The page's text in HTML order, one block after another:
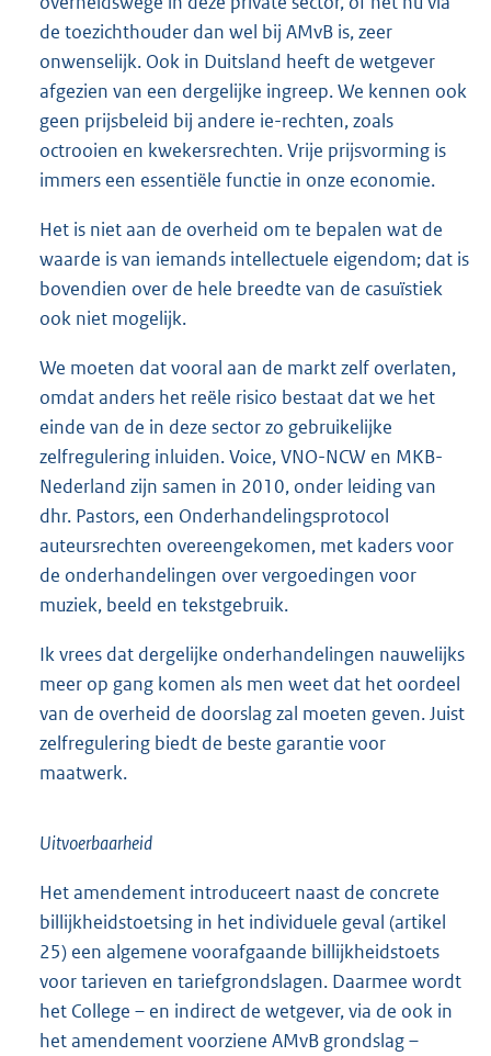
de toezichthouder dan wel bij AMvB is, zeer
onwenselijk. Ook in Duitsland heeft de wetgever
afgezien van een dergelijke ingreep. We kennen ook
geen prijsbeleid bij andere ie-rechten, zoals
octrooien en kwekersrechten. Vrije prijsvorming is
immers een essentiële functie in onze economie.
Het is niet aan de overheid om te bepalen wat de
waarde is van iemands intellectuele eigendom; dat is
bovendien over de hele breedte van de casuïstiek
ook niet mogelijk.
We moeten dat vooral aan de markt zelf overlaten,
omdat anders het reële risico bestaat dat we het
einde van de in deze sector zo gebruikelijke
zelfregulering inluiden. Voice, VNO-NCW en MKB-
Nederland zijn samen in 2010, onder leiding van
dhr. Pastors, een Onderhandelingsprotocol
auteursrechten overeengekomen, met kaders voor
de onderhandelingen over vergoedingen voor
muziek, beeld en tekstgebruik.
Ik vrees dat dergelijke onderhandelingen nauwelijks
meer op gang komen als men weet dat het oordeel
van de overheid de doorslag zal moeten geven. Juist
zelfregulering biedt de beste garantie voor
maatwerk.
Uitvoerbaarheid
Het amendement introduceert naast de concrete
billijkheidstoetsing in het individuele geval (artikel
25) een algemene voorafgaande billijkheidstoets
voor tarieven en tariefgrondslagen. Daarmee wordt
het College – en indirect de wetgever, via de ook in
het amendement voorziene AMvB grondslag –